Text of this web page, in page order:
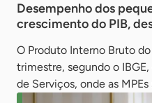
Desempenho dos
crescimento do PIB,
O Produto Interno Bruto
trimestre, segundo o
de Serviços, onde as